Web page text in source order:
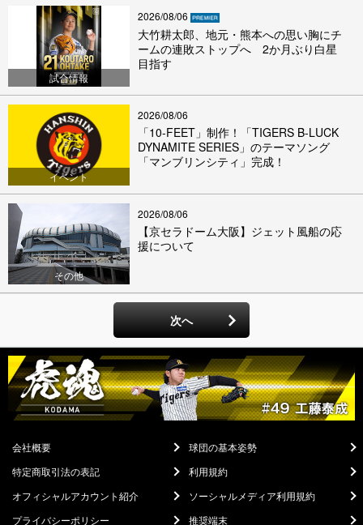
試合情報
2026/08/06
大竹耕太郎、地元・熊本への思い胸にチ
ームの連敗ストップへ 2か月ぶり白星
目指す
イベント
2026/08/06
「10-FEET」制作！「TIGERS B-LUCK
DYNAMITE SERIES」のテーマソング
「マンブリンシティ」完成！
その他
2026/08/06
【京セラドーム大阪】ジェット風船の応
援について
次へ
会社概要
球団の基本姿勢
特定商取引法の表記
利用規約
オフィシャルアカウント紹介
ソーシャルメディア利用規約
プライバシーポリシー
推奨端末